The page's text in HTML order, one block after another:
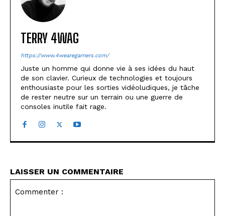
TERRY 4WAG
https://www.4wearegamers.com/
Juste un homme qui donne vie à ses idées du haut
de son clavier. Curieux de technologies et toujours
enthousiaste pour les sorties vidéoludiques, je tâche
de rester neutre sur un terrain ou une guerre de
consoles inutile fait rage.
LAISSER UN COMMENTAIRE